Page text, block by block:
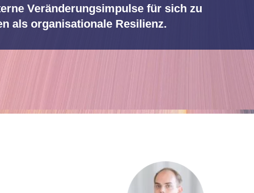
Veränderungsimpulse für sich zu
als organisationale Resilienz.